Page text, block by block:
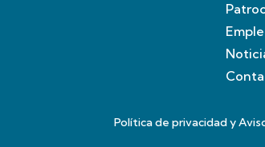
Política de privacidad y